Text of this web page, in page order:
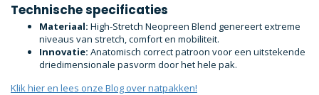
Technische specificaties
Materiaal: High-Stretch Neopreen Blend genereert extreme
niveaus van stretch, comfort en mobiliteit.
Innovatie: Anatomisch correct patroon voor een uitstekende
driedimensionale pasvorm door het hele pak.
Klik hier en lees onze Blog over natpakken!